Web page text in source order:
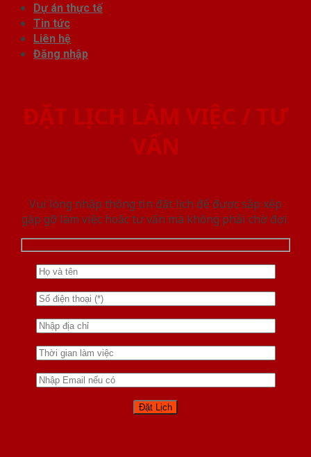
Dự án thực tế
Tin tức
Liên hệ
Đăng nhập
ĐẶT LỊCH LÀM VIỆC / TƯ
VẤN
Vui lòng nhập thông tin đặt lịch để được sắp xếp
gặp gỡ làm việc hoăc tư vấn mà không phải chờ đợi.